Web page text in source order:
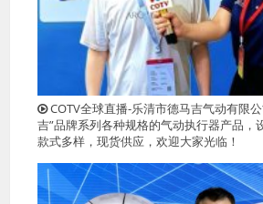
COTV全球直播-乐清市德马吉气动有限
吉”品牌系列各种规格的气动执行器产品，
款式多样，现货供应，欢迎大家光临！